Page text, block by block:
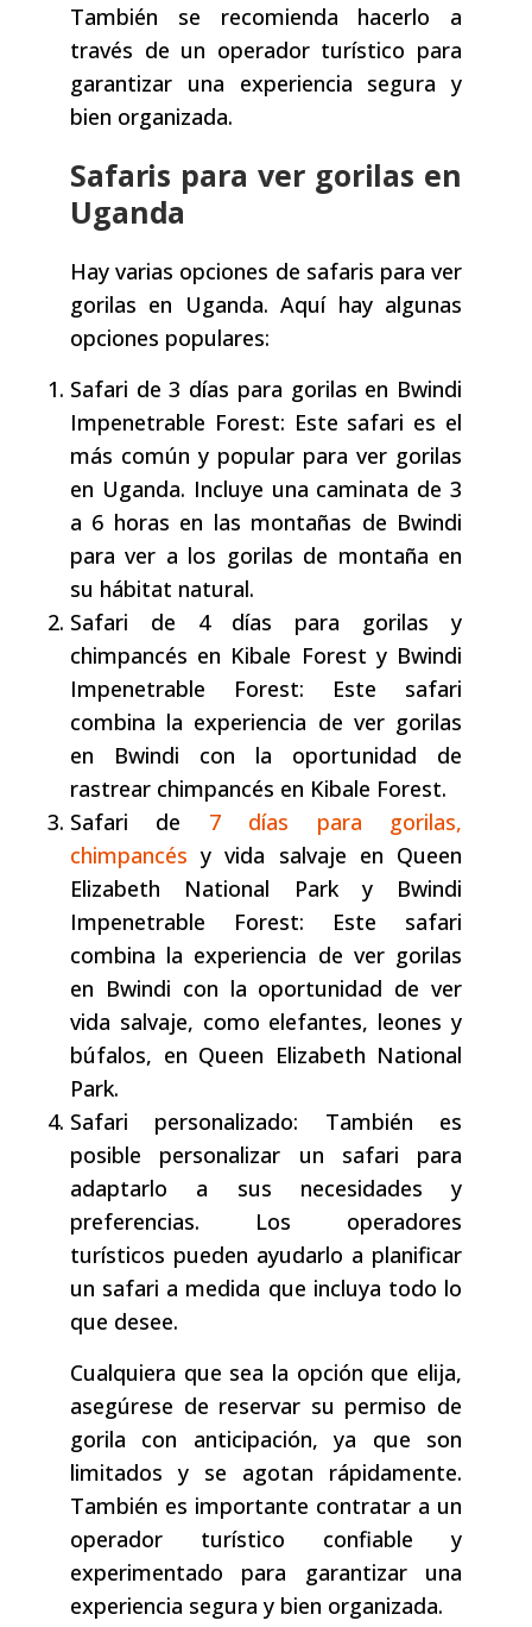
También se recomienda hacerlo a
través de un operador turístico para
garantizar una experiencia segura y
bien organizada.
Safaris para ver gorilas en
Uganda
Hay varias opciones de safaris para ver
gorilas en Uganda. Aquí hay algunas
opciones populares:
Safari de 3 días para gorilas en Bwindi
Impenetrable Forest: Este safari es el
más común y popular para ver gorilas
en Uganda. Incluye una caminata de 3
a 6 horas en las montañas de Bwindi
para ver a los gorilas de montaña en
su hábitat natural.
Safari de 4 días para gorilas y
chimpancés en Kibale Forest y Bwindi
Impenetrable Forest: Este safari
combina la experiencia de ver gorilas
en Bwindi con la oportunidad de
rastrear chimpancés en Kibale Forest.
Safari de 7 días para gorilas,
chimpancés y vida salvaje en Queen
Elizabeth National Park y Bwindi
Impenetrable Forest: Este safari
combina la experiencia de ver gorilas
en Bwindi con la oportunidad de ver
vida salvaje, como elefantes, leones y
búfalos, en Queen Elizabeth National
Park.
Safari personalizado: También es
posible personalizar un safari para
adaptarlo a sus necesidades y
preferencias. Los operadores
turísticos pueden ayudarlo a planificar
un safari a medida que incluya todo lo
que desee.
Cualquiera que sea la opción que elija,
asegúrese de reservar su permiso de
gorila con anticipación, ya que son
limitados y se agotan rápidamente.
También es importante contratar a un
operador turístico confiable y
experimentado para garantizar una
experiencia segura y bien organizada.